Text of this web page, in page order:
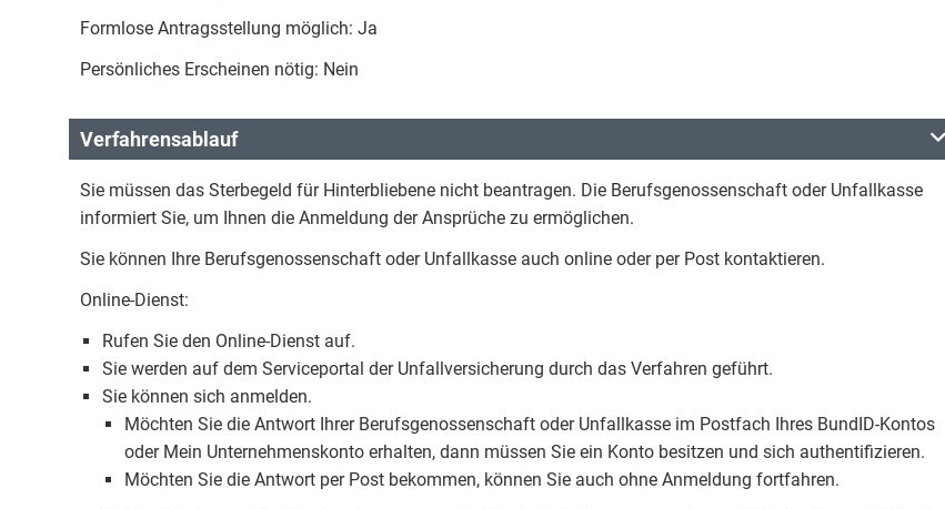
Formlose Antragsstellung möglich: Ja
Persönliches Erscheinen nötig: Nein
Verfahrensablauf
Sie müssen das Sterbegeld für Hinterbliebene nicht beantragen. Die Berufsgenossenschaft oder Unfallkasse
informiert Sie, um Ihnen die Anmeldung der Ansprüche zu ermöglichen.
Sie können Ihre Berufsgenossenschaft oder Unfallkasse auch online oder per Post kontaktieren.
Online-Dienst:
Rufen Sie den Online-Dienst auf.
Sie werden auf dem Serviceportal der Unfallversicherung durch das Verfahren geführt.
Sie können sich anmelden.
Möchten Sie die Antwort Ihrer Berufsgenossenschaft oder Unfallkasse im Postfach Ihres BundID-Kontos
oder Mein Unternehmenskonto erhalten, dann müssen Sie ein Konto besitzen und sich authentifizieren.
Möchten Sie die Antwort per Post bekommen, können Sie auch ohne Anmeldung fortfahren.